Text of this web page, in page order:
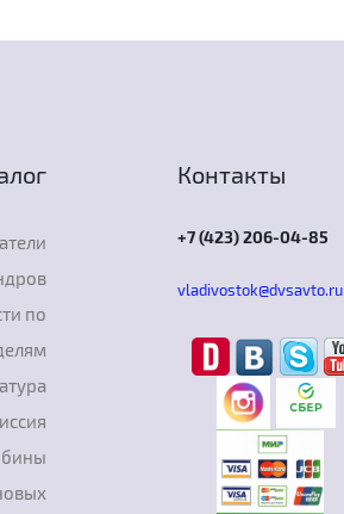
по
Контакты
+7 (423) 206-04-85
vladivostok@dvsavto.ru